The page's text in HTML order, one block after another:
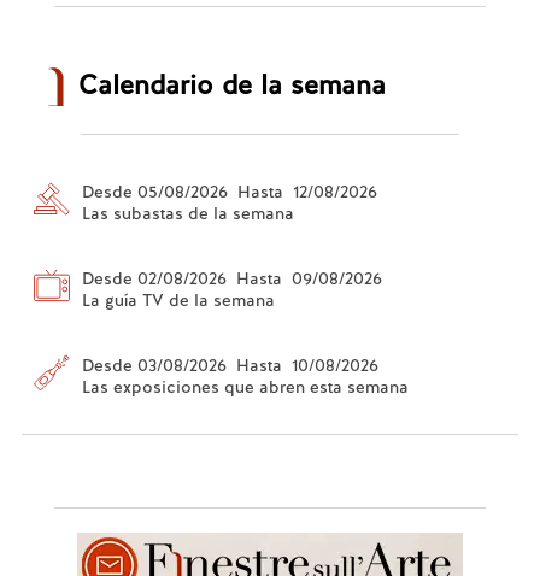
Calendario de la semana
Desde 05/08/2026 Hasta 12/08/2026
Las subastas de la semana
Desde 02/08/2026 Hasta 09/08/2026
La guía TV de la semana
Desde 03/08/2026 Hasta 10/08/2026
Las exposiciones que abren esta semana